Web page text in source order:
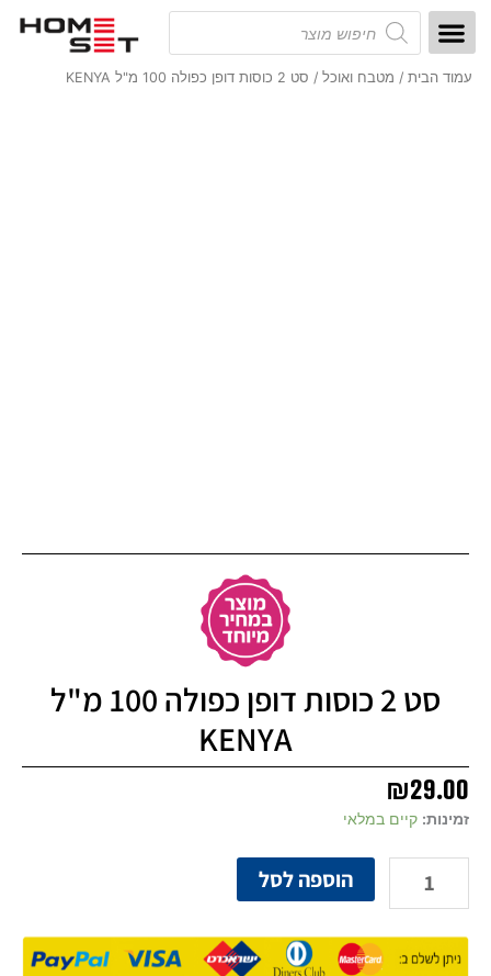
דילוג
לתוכן
Products
search
עמוד הבית / מטבח ואוכל / סט 2 כוסות דופן כפולה 100 מ"ל KENYA
סט 2 כוסות דופן כפולה 100 מ"ל
KENYA
₪29.00
זמינות: קיים במלאי
כמות
כוסות
דופן
כפולה
הוספה לסל